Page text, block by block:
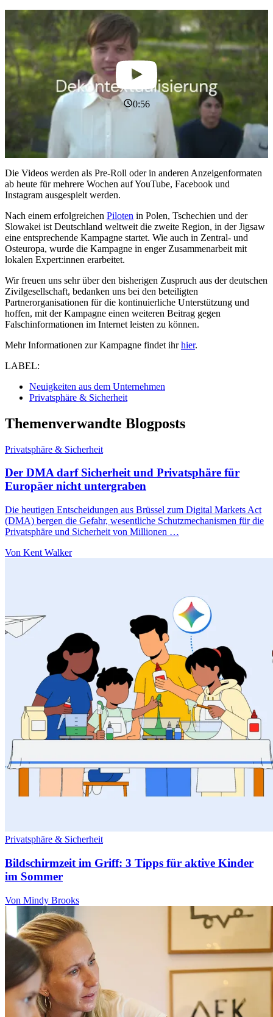
0:56
Die Videos werden als Pre-Roll oder in anderen Anzeigenformaten
ab heute für mehrere Wochen auf YouTube, Facebook und
Instagram ausgespielt werden.
Nach einem erfolgreichen Piloten in Polen, Tschechien und der
Slowakei ist Deutschland weltweit die zweite Region, in der Jigsaw
eine entsprechende Kampagne startet. Wie auch in Zentral- und
Osteuropa, wurde die Kampagne in enger Zusammenarbeit mit
lokalen Expert:innen erarbeitet.
Wir freuen uns sehr über den bisherigen Zuspruch aus der deutschen
Zivilgesellschaft, bedanken uns bei den beteiligten
Partnerorganisationen für die kontinuierliche Unterstützung und
hoffen, mit der Kampagne einen weiteren Beitrag gegen
Falschinformationen im Internet leisten zu können.
Mehr Informationen zur Kampagne findet ihrhier.
LABEL:
Neuigkeiten aus dem Unternehmen
Privatsphäre & Sicherheit
Themenverwandte Blogposts
Privatsphäre & Sicherheit
Der DMA darf Sicherheit und Privatsphäre für
Europäer nicht untergraben
Die heutigen Entscheidungen aus Brüssel zum Digital Markets Act
(DMA) bergen die Gefahr, wesentliche Schutzmechanismen für die
Privatsphäre und Sicherheit von Millionen …
Von Kent Walker
Privatsphäre & Sicherheit
Bildschirmzeit im Griff: 3 Tipps für aktive Kinder
im Sommer
Von Mindy Brooks